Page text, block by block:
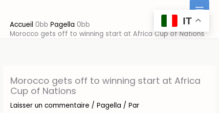
contenu
Accueil
Pagella
Morocco gets off to winning start at Africa Cup of Nations
Morocco gets off to winning start at Africa
Cup of Nations
Laisser un commentaire /Pagella / Par
IT